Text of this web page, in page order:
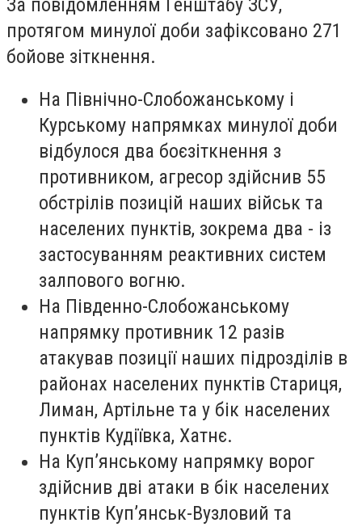
За повідомленням Генштабу ЗСУ,
протягом минулої доби зафіксовано 271
бойове зіткнення.
На Північно-Слобожанському і
Курському напрямках минулої доби
відбулося два боєзіткнення з
противником, агресор здійснив 55
обстрілів позицій наших військ та
населених пунктів, зокрема два - із
застосуванням реактивних систем
залпового вогню.
На Південно-Слобожанському
напрямку противник 12 разів
атакував позиції наших підрозділів в
районах населених пунктів Стариця,
Лиман, Артільне та у бік населених
пунктів Кудіївка, Хатнє.
На Куп’янському напрямку ворог
здійснив дві атаки в бік населених
пунктів Куп’янськ-Вузловий та